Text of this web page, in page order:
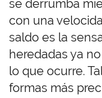
se derrumba
con una
saldo es la
heredadas ya
lo que ocurre.
formas más